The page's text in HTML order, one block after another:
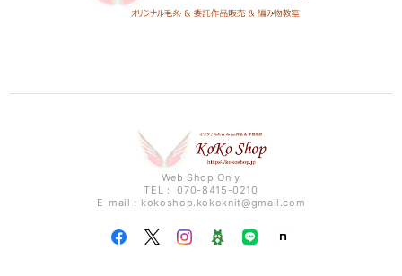
Web Shop Only
TEL： 070-8415-0210
E-mail： kokoshop.kokoknit@gmail.com